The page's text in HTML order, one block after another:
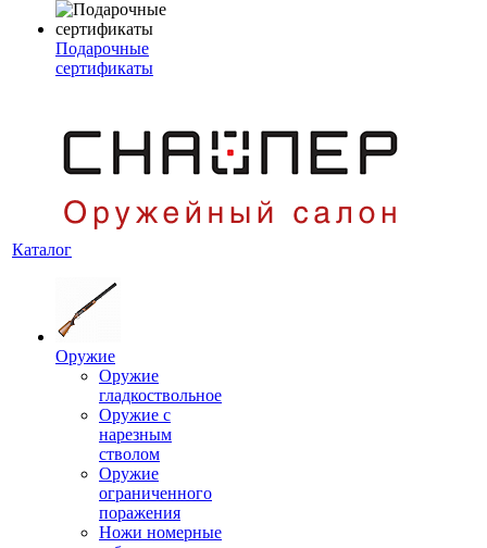
Подарочные
сертификаты
Каталог
Оружие
Оружие
гладкоствольное
Оружие с
нарезным
стволом
Оружие
ограниченного
поражения
Ножи номерные